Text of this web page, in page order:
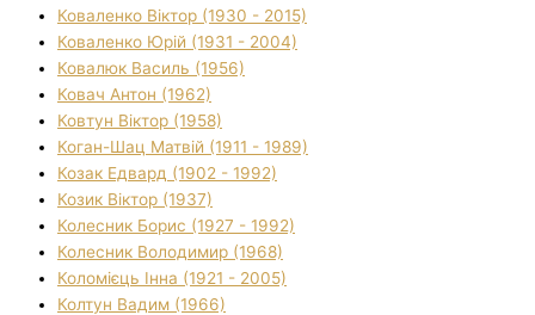
Коваленко Віктор (1930 - 2015)
Коваленко Юрій (1931 - 2004)
Ковалюк Василь (1956)
Ковач Антон (1962)
Ковтун Віктор (1958)
Коган-Шац Матвій (1911 - 1989)
Козак Едвард (1902 - 1992)
Козик Віктор (1937)
Колесник Борис (1927 - 1992)
Колесник Володимир (1968)
Коломієць Інна (1921 - 2005)
Колтун Вадим (1966)